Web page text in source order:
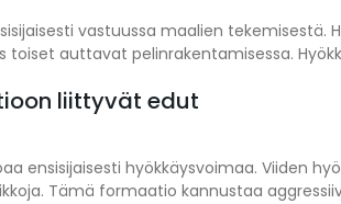
vastuussa maalien
toiset auttavat pelinrakentamisessa.
liittyvät edut
ensisijaisesti hyökkäysvoimaa. Viiden
Tämä formaatio kannustaa